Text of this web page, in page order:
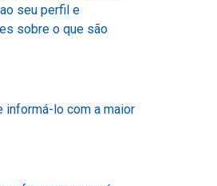
seu perfil e
sobre o que são
informá-lo com a maior